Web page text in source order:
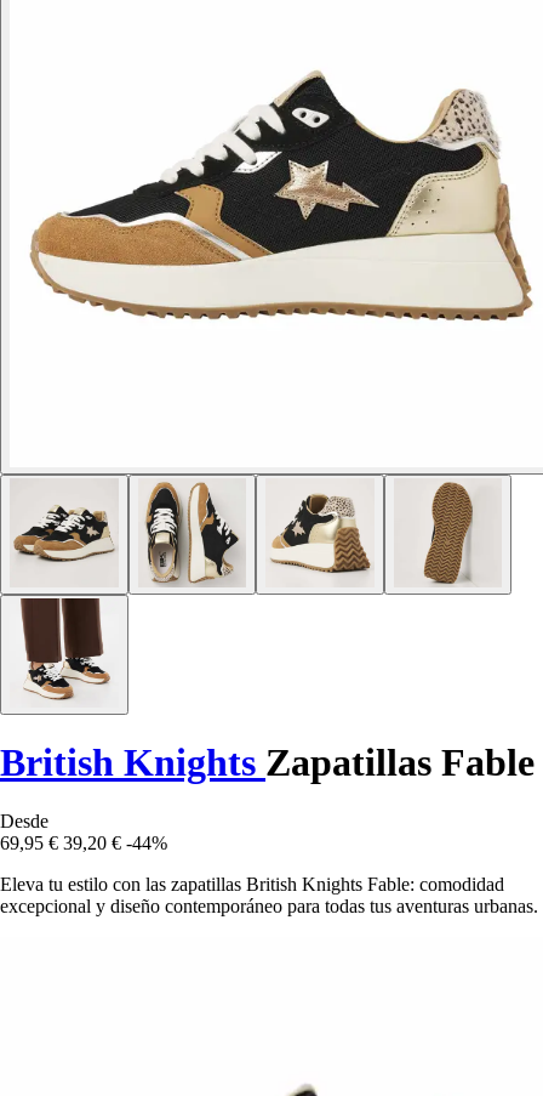
British Knights Zapatillas Fable
Desde
69,95 € 39,20 € -44%
Eleva tu estilo con las zapatillas British Knights Fable: comodidad
excepcional y diseño contemporáneo para todas tus aventuras urbanas.